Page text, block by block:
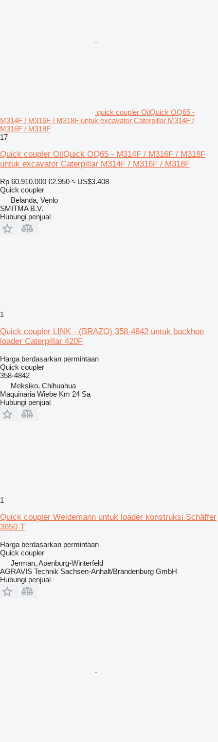
quick coupler OilQuick OQ65 -
M314F / M316F / M318F untuk excavator Caterpillar M314F /
M316F / M318F
17
Quick coupler OilQuick OQ65 - M314F / M316F / M318F
untuk excavator Caterpillar M314F / M316F / M318F
Rp 60.910.000 €2.950 ≈ US$3.408
Quick coupler
Belanda, Venlo
SMITMA B.V.
Hubungi penjual
1
Quick coupler LINK - (BRAZO) 358-4842 untuk backhoe
loader Caterpillar 420F
Harga berdasarkan permintaan
Quick coupler
358-4842
Meksiko, Chihuahua
Maquinaria Wiebe Km 24 Sa
Hubungi penjual
1
Quick coupler Weidemann untuk loader konstruksi Schäffer
3650 T
Harga berdasarkan permintaan
Quick coupler
Jerman, Apenburg-Winterfeld
AGRAVIS Technik Sachsen-Anhalt/Brandenburg GmbH
Hubungi penjual